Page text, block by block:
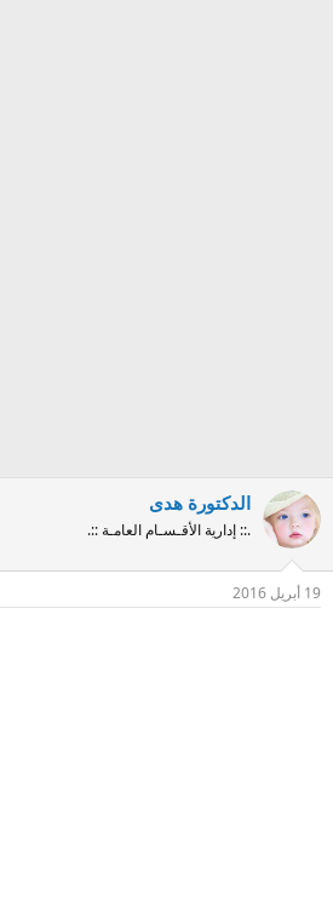
الدكتورة هدى
.:: إدارية الأقـسـام العامـة ::.
19 أبريل 2016